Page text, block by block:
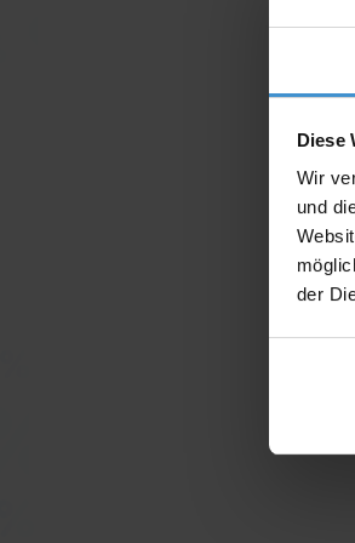
Diese
Wir
und
der